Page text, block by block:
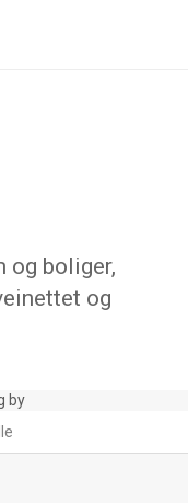
og boliger,
og
by